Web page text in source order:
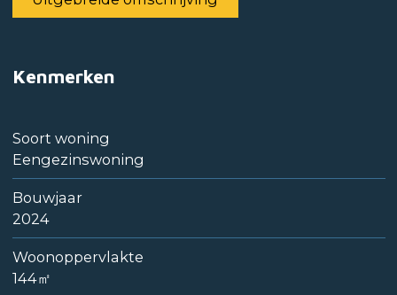
Kenmerken
Soort woning
Eengezinswoning
Bouwjaar
2024
Woonoppervlakte
144㎡